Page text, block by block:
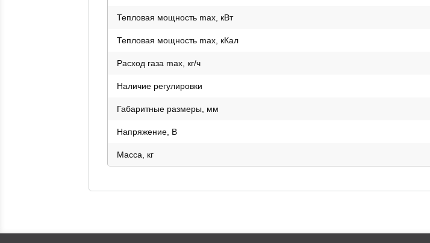
Тепловая мощность max, кВт
Тепловая мощность max, кКал
Расход газа max, кг/ч
Наличие регулировки
Габаритные размеры, мм
Напряжение, В
Масса, кг